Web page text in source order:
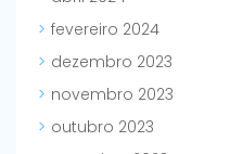
fevereiro 2024
dezembro 2023
novembro 2023
outubro 2023